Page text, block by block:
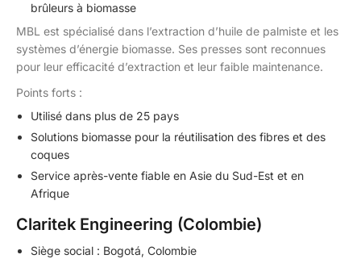
brûleurs à biomasse
MBL est spécialisé dans l’extraction d’huile de palmiste et les
systèmes d’énergie biomasse. Ses presses sont reconnues
pour leur efficacité d’extraction et leur faible maintenance.
Points forts :
Utilisé dans plus de 25 pays
Solutions biomasse pour la réutilisation des fibres et des
coques
Service après-vente fiable en Asie du Sud-Est et en
Afrique
Claritek Engineering (Colombie)
Siège social : Bogotá, Colombie